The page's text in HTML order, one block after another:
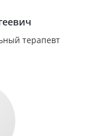
терапевт